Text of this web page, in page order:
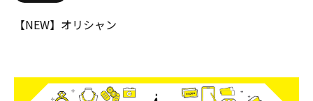
【NEW】オリシャン